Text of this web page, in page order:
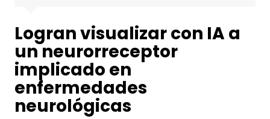
Logran visualizar con IA a
un neurorreceptor
implicado en
enfermedades
neurológicas